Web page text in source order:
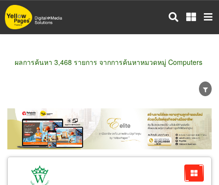
ข้าม
ไป
ผลการค้นหา 3,468 รายการ จากการค้นหาหมวดหมู่ Computers
ขายส่ง ขายปลีก ผู้ผลิต
ตัวแทนจัดจำหน่าย
ผู้ส่งออก/นำเข้า
ธุรกิจบริการ